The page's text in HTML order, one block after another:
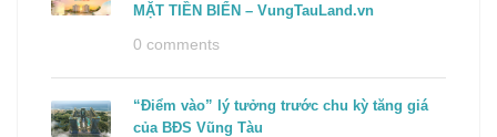
MẶT TIỀN BIỂN – VungTauLand.vn
0 comments
“Điểm vào” lý tưởng trước chu kỳ tăng giá
của BĐS Vũng Tàu